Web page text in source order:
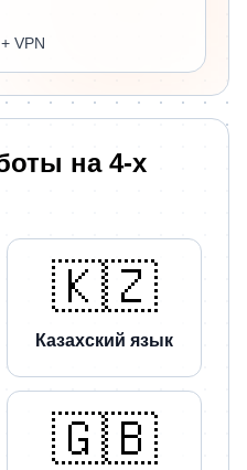
VPN
на 4-х
🇰🇿
Казахский язык
🇬🇧